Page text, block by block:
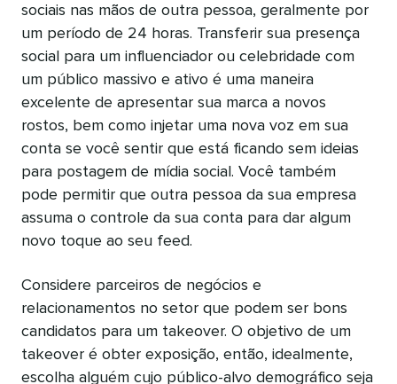
sociais nas mãos de outra pessoa, geralmente por
um período de 24 horas. Transferir sua presença
social para um influenciador ou celebridade com
um público massivo e ativo é uma maneira
excelente de apresentar sua marca a novos
rostos, bem como injetar uma nova voz em sua
conta se você sentir que está ficando sem ideias
para postagem de mídia social. Você também
pode permitir que outra pessoa da sua empresa
assuma o controle da sua conta para dar algum
novo toque ao seu feed.
Considere parceiros de negócios e
relacionamentos no setor que podem ser bons
candidatos para um takeover. O objetivo de um
takeover é obter exposição, então, idealmente,
escolha alguém cujo público-alvo demográfico seja